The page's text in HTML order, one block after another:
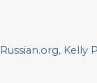
, Kelly